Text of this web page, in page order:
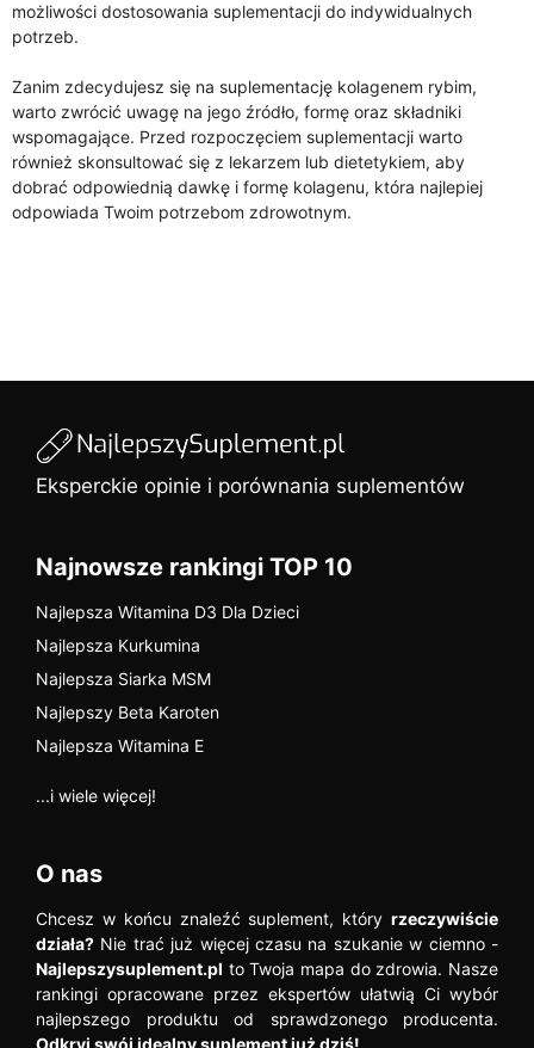
możliwości dostosowania suplementacji do indywidualnych
potrzeb.
Zanim zdecydujesz się na suplementację kolagenem rybim,
warto zwrócić uwagę na jego źródło, formę oraz składniki
wspomagające. Przed rozpoczęciem suplementacji warto
również skonsultować się z lekarzem lub dietetykiem, aby
dobrać odpowiednią dawkę i formę kolagenu, która najlepiej
odpowiada Twoim potrzebom zdrowotnym.
Eksperckie opinie i porównania suplementów
Najnowsze rankingi TOP 10
Najlepsza Witamina D3 Dla Dzieci
Najlepsza Kurkumina
Najlepsza Siarka MSM
Najlepszy Beta Karoten
Najlepsza Witamina E
...i wiele więcej!
O nas
Chcesz w końcu znaleźć suplement, który rzeczywiście
działa? Nie trać już więcej czasu na szukanie w ciemno -
Najlepszysuplement.pl to Twoja mapa do zdrowia. Nasze
rankingi opracowane przez ekspertów ułatwią Ci wybór
najlepszego produktu od sprawdzonego producenta.